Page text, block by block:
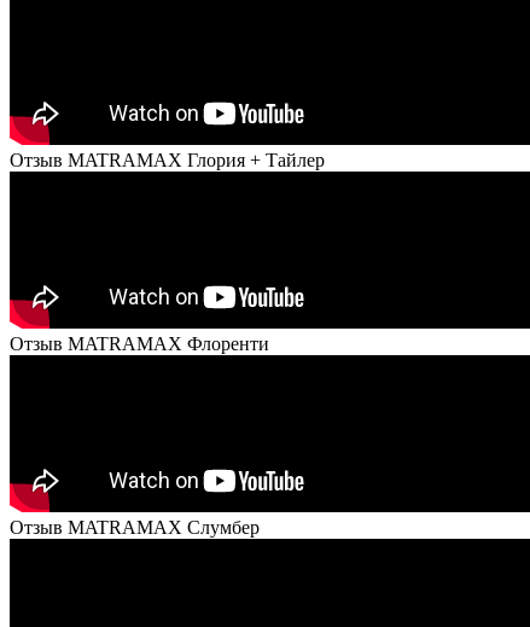
Отзыв MATRAMAX Глория + Тайлер
Отзыв MATRAMAX Флоренти
Отзыв MATRAMAX Слумбер